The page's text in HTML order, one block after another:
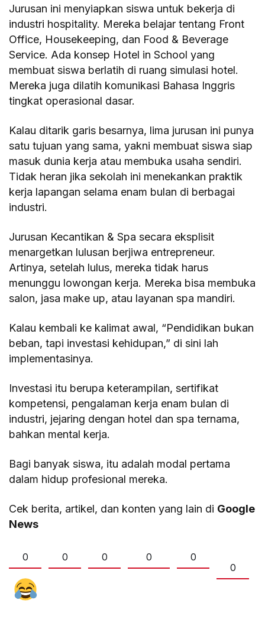
Jurusan ini menyiapkan siswa untuk bekerja di
industri hospitality. Mereka belajar tentang Front
Office, Housekeeping, dan Food & Beverage
Service. Ada konsep Hotel in School yang
membuat siswa berlatih di ruang simulasi hotel.
Mereka juga dilatih komunikasi Bahasa Inggris
tingkat operasional dasar.
Kalau ditarik garis besarnya, lima jurusan ini punya
satu tujuan yang sama, yakni membuat siswa siap
masuk dunia kerja atau membuka usaha sendiri.
Tidak heran jika sekolah ini menekankan praktik
kerja lapangan selama enam bulan di berbagai
industri.
Jurusan Kecantikan & Spa secara eksplisit
menargetkan lulusan berjiwa entrepreneur.
Artinya, setelah lulus, mereka tidak harus
menunggu lowongan kerja. Mereka bisa membuka
salon, jasa make up, atau layanan spa mandiri.
Kalau kembali ke kalimat awal, “Pendidikan bukan
beban, tapi investasi kehidupan,” di sini lah
implementasinya.
Investasi itu berupa keterampilan, sertifikat
kompetensi, pengalaman kerja enam bulan di
industri, jejaring dengan hotel dan spa ternama,
bahkan mental kerja.
Bagi banyak siswa, itu adalah modal pertama
dalam hidup profesional mereka.
Cek berita, artikel, dan konten yang lain di Google
News
0 0 0 0
0
0